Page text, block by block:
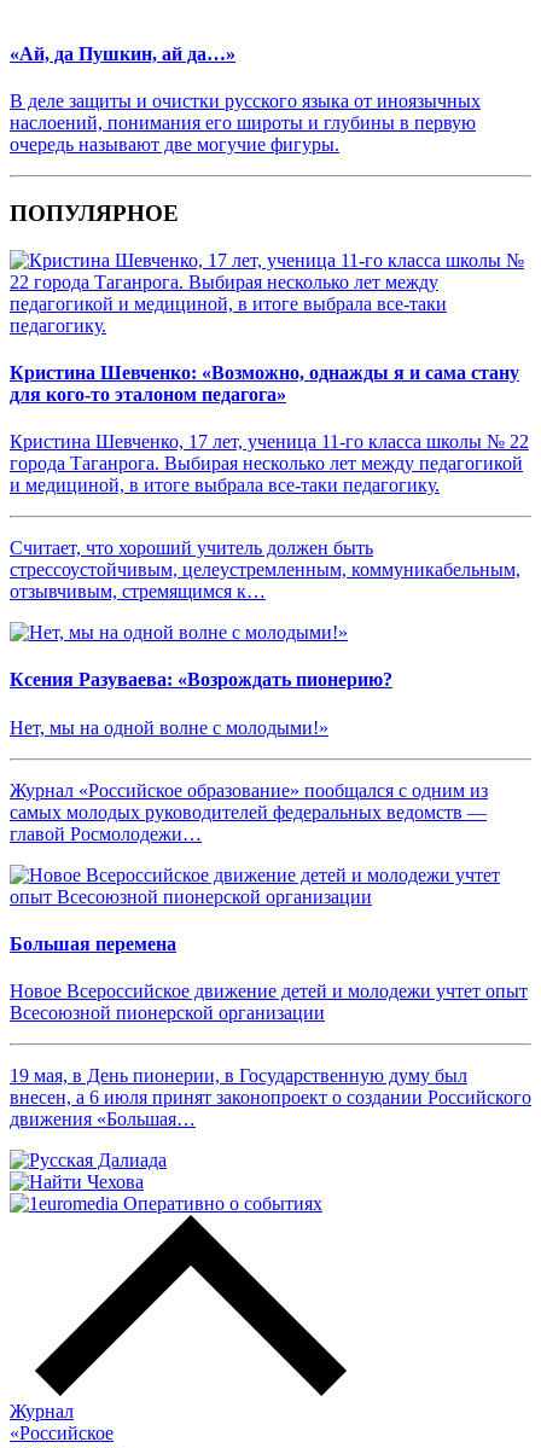
«Ай, да Пушкин, ай да…»
В деле защиты и очистки русского языка от иноязычных
наслоений, понимания его широты и глубины в первую
очередь называют две могучие фигуры.
ПОПУЛЯРНОЕ
Кристина Шевченко: «Возможно, однажды я и сама стану
для кого-то эталоном педагога»
Кристина Шевченко, 17 лет, ученица 11-го класса школы № 22
города Таганрога. Выбирая несколько лет между педагогикой
и медициной, в итоге выбрала все-таки педагогику.
Считает, что хороший учитель должен быть
стрессоустойчивым, целеустремленным, коммуникабельным,
отзывчивым, стремящимся к…
Ксения Разуваева: «Возрождать пионерию?
Нет, мы на одной волне с молодыми!»
Журнал «Российское образование» пообщался с одним из
самых молодых руководителей федеральных ведомств —
главой Росмолодежи…
Большая перемена
Новое Всероссийское движение детей и молодежи учтет опыт
Всесоюзной пионерской организации
19 мая, в День пионерии, в Государственную думу был
внесен, а 6 июля принят законопроект о создании Российского
движения «Большая…
Журнал
«Российское